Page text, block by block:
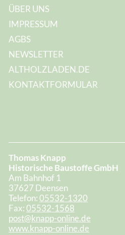
ÜBER UNS
IMPRESSUM
AGBS
NEWSLETTER
ALTHOLZLADEN.DE
KONTAKTFORMULAR
Thomas Knapp
Historische Baustoffe GmbH
Am Bahnhof 1
37627 Deensen
Telefon:05532-1320
Fax:05532-1568
post@knapp-online.de
www.knapp-online.de